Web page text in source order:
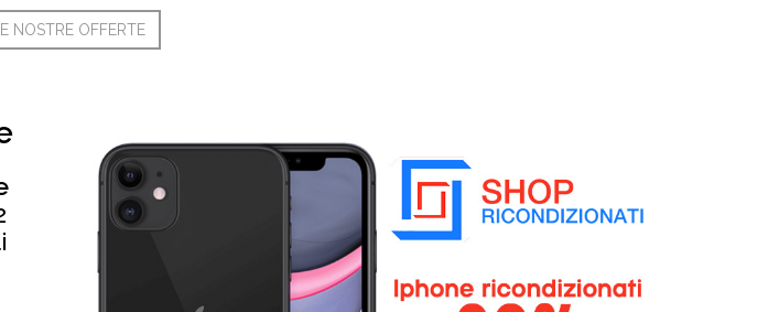
NOSTRE OFFERTE